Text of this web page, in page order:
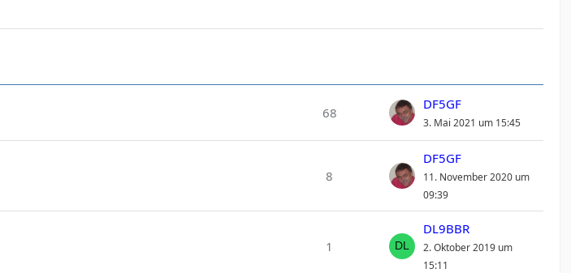
68
DF5GF
3. Mai 2021 um 15:45
8
DF5GF
11. November 2020 um
09:39
1
DL9BBR
2. Oktober 2019 um
15:11